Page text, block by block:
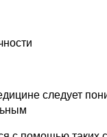
следует